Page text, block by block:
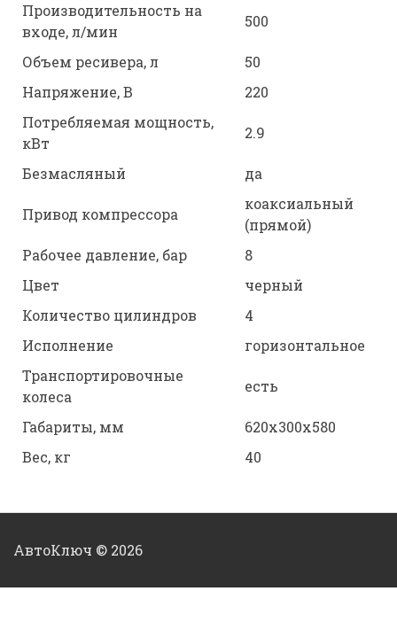
Производительность на
входе, л/мин
500
Объем ресивера, л
50
Напряжение, В
220
Потребляемая мощность,
кВт
2.9
Безмасляный да
Привод компрессора
коаксиальный
(прямой)
Рабочее давление, бар
8
Цвет
черный
Количество цилиндров
4
Исполнение
горизонтальное
Транспортировочные
колеса
есть
Габариты, мм
620x300x580
Вес, кг
40
АвтоКлюч © 2026